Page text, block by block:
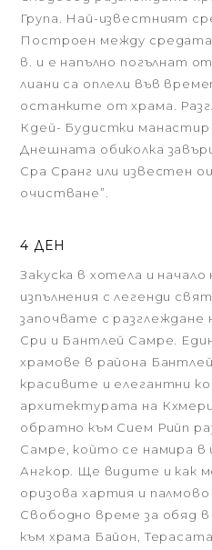
Група. Най-известният
Построен между средата
в. и е напълно погълнат
лиани са оплели във
останките от храма.
Кдей- Будистки манастир
Днешната обиколка
Сра Сранг или известен
очистване”.
4 ДЕН
Закуска в хотела и
изпълнения с легенди
започвате с
Сри и Бантлей Самре.
храмове в района
красивите и елегантни
архитектурата на
обратно към Сием Рийп
Самре, който се намира в
Ангкор. Ще видите и как
оризова хартия и палмово
Свободно време за обяд
към храма Байон,